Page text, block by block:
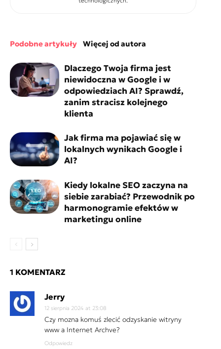
podobne artykuły więcej od autora
Dlaczego Twoja firma jest
niewidoczna w Google i w
odpowiedziach AI? Sprawdź,
zanim stracisz kolejnego
klienta
Jak firma ma pojawiać się w
lokalnych wynikach Google i
AI?
Kiedy lokalne SEO zaczyna na
siebie zarabiać? Przewodnik po
harmonogramie efektów w
marketingu online
1 KOMENTARZ
Jerry
12 sierpnia 2024 at 23:08
Czy mozna komuś zlecić odzyskanie witryny
www a Internet Archve?
Odpowiedz